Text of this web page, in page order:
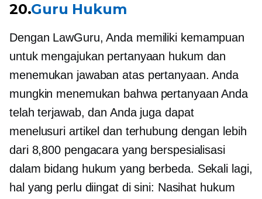
20.Guru Hukum
Dengan LawGuru, Anda memiliki kemampuan
untuk mengajukan pertanyaan hukum dan
menemukan jawaban atas pertanyaan. Anda
mungkin menemukan bahwa pertanyaan Anda
telah terjawab, dan Anda juga dapat
menelusuri artikel dan terhubung dengan lebih
dari 8,800 pengacara yang berspesialisasi
dalam bidang hukum yang berbeda. Sekali lagi,
hal yang perlu diingat di sini: Nasihat hukum